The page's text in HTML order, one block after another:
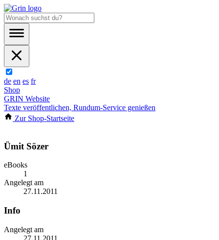
de en es fr
Shop
GRIN Website
Texte veröffentlichen, Rundum-Service genießen
Zur Shop-Startseite
Ümit Sözer
eBooks
1
Angelegt am
27.11.2011
Info
Angelegt am
27.11.2011